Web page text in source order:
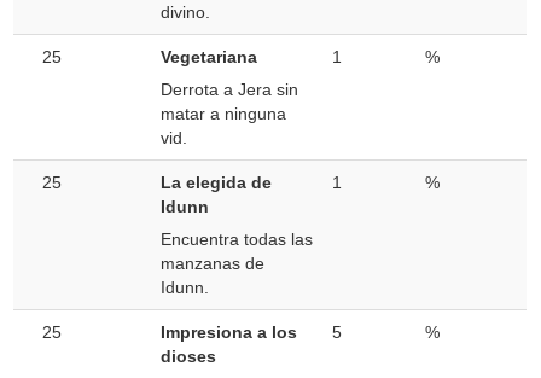
divino.
25
Vegetariana
Derrota a Jera sin
matar a ninguna
vid.
1 %
25
La elegida de
Idunn
Encuentra todas las
manzanas de
Idunn.
1 %
25
Impresiona a los
dioses
5 %